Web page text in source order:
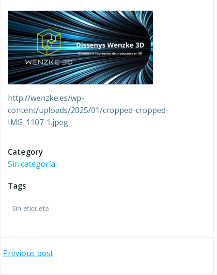
http://wenzke.es/wp-
content/uploads/2025/01/cropped-cropped-
IMG_1107-1.jpeg
Category
Sin categoría
Tags
Sin etiqueta
Navegación
Previous post